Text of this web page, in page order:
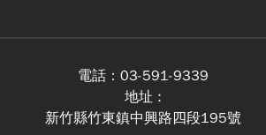
電話： 03-591-9339
地址 :
新竹縣竹東鎮中興路四段195號